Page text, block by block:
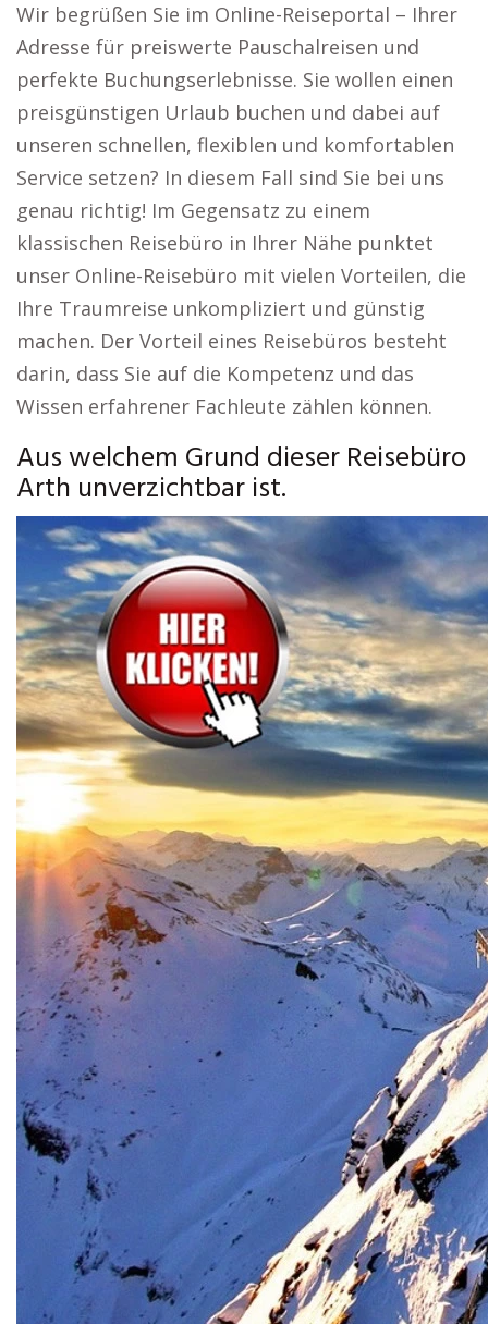
Wir begrüßen Sie im Online-Reiseportal – Ihrer
Adresse für preiswerte Pauschalreisen und
perfekte Buchungserlebnisse. Sie wollen einen
preisgünstigen Urlaub buchen und dabei auf
unseren schnellen, flexiblen und komfortablen
Service setzen? In diesem Fall sind Sie bei uns
genau richtig! Im Gegensatz zu einem
klassischen Reisebüro in Ihrer Nähe punktet
unser Online-Reisebüro mit vielen Vorteilen, die
Ihre Traumreise unkompliziert und günstig
machen. Der Vorteil eines Reisebüros besteht
darin, dass Sie auf die Kompetenz und das
Wissen erfahrener Fachleute zählen können.
Aus welchem Grund dieser Reisebüro
Arth unverzichtbar ist.